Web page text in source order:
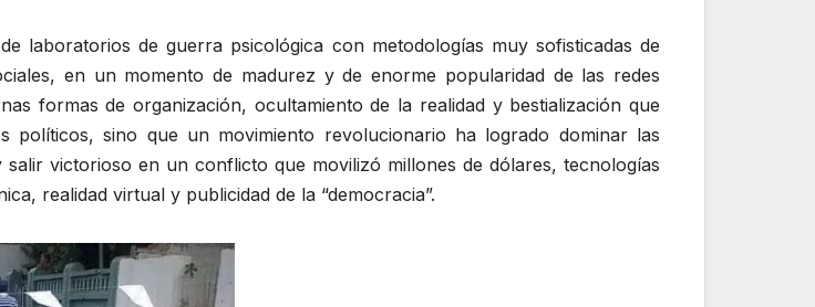
laboratorios de guerra psicológica con metodologías muy sofisticadas de
en un momento de madurez y de enorme popularidad de las redes
formas de organización, ocultamiento de la realidad y bestialización que
sino que un movimiento revolucionario ha logrado dominar las
victorioso en un conflicto que movilizó millones de dólares, tecnologías
realidad virtual y publicidad de la “democracia”.